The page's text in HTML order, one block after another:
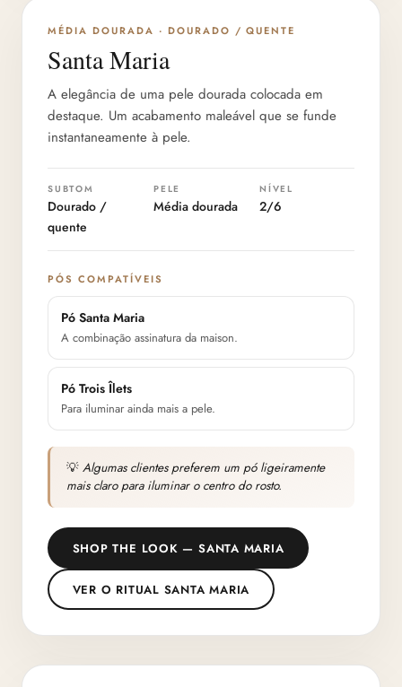
PROFUNDIDADE 2/6
MÉDIA DOURADA · DOURADO / QUENTE
Santa Maria
A elegância de uma pele dourada colocada em
destaque. Um acabamento maleável que se funde
instantaneamente à pele.
SUBTOM
Dourado /
quente
PELE
Média dourada
NÍVEL
2/6
PÓS COMPATÍVEIS
Pó Santa Maria
A combinação assinatura da maison.
Pó Trois Îlets
Para iluminar ainda mais a pele.
💡 Algumas clientes preferem um pó ligeiramente
mais claro para iluminar o centro do rosto.
SHOP THE LOOK — SANTA MARIA
VER O RITUAL SANTA MARIA